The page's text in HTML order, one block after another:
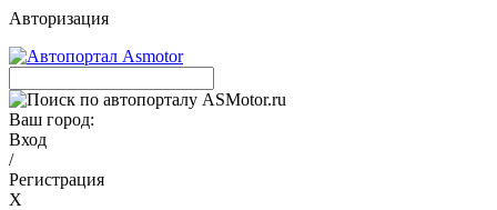
Авторизация
Ваш город:
Вход
/
Регистрация
X